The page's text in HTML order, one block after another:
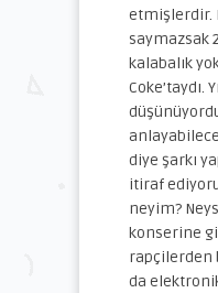
etmişlerdir.
saymazsak
kalabalık
diye şarkı
itiraf
neyim?
konserine
rapçilerden
da